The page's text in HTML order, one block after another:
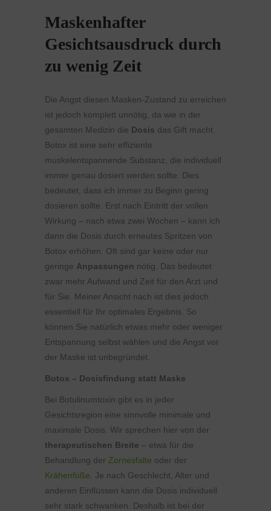
Maskenhafter
Gesichtsausdruck durch
zu wenig Zeit
Die Angst diesen Masken-Zustand zu erreichen
ist jedoch komplett unnötig, da wie in der
gesamten Medizin die Dosis das Gift macht.
Botox ist eine sehr effiziente
muskelentspannende Substanz, die individuell
immer genau dosiert werden sollte. Dies
bedeutet, dass ich immer zu Beginn gering
dosieren sollte. Erst nach Eintritt der vollen
Wirkung – nach etwa zwei Wochen – kann ich
dann die Dosis durch erneutes Spritzen von
Botox erhöhen. Oft sind gar keine oder nur
geringe Anpassungen nötig. Das bedeutet
zwar mehr Aufwand und Zeit für den Arzt und
für Sie. Meiner Ansicht nach ist dies jedoch
essentiell für Ihr optimales Ergebnis. So
können Sie natürlich etwas mehr oder weniger
Entspannung selbst wählen und die Angst vor
der Maske ist unbegründet.
Botox – Dosisfindung statt Maske
Bei Botulinumtoxin gibt es in jeder
Gesichtsregion eine sinnvolle minimale und
maximale Dosis. Wir sprechen hier von der
therapeutischen Breite – etwa für die
Behandlung der Zornesfalte oder der
Krähenfüße . Je nach Geschlecht, Alter und
anderen Einflüssen kann die Dosis individuell
sehr stark schwanken. Deshalb ist bei der